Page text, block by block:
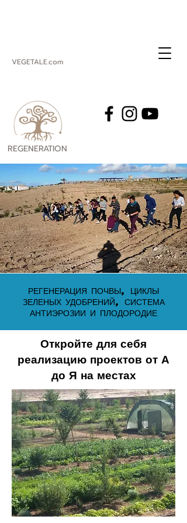
VEGETALE.com
REGENERATION
РЕГЕНЕРАЦИЯ ПОЧВЫ, ЦИКЛЫ
ЗЕЛЕНЫХ УДОБРЕНИЙ, СИСТЕМА
АНТИЭРОЗИИ И ПЛОДОРОДИЕ
Откройте для себя
реализацию проектов от А
до Я на местах